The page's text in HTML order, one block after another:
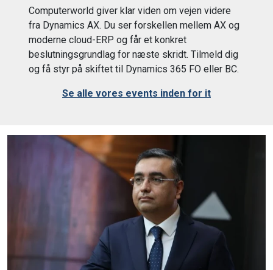
Computerworld giver klar viden om vejen videre
fra Dynamics AX. Du ser forskellen mellem AX og
moderne cloud-ERP og får et konkret
beslutningsgrundlag for næste skridt. Tilmeld dig
og få styr på skiftet til Dynamics 365 FO eller BC.
Se alle vores events inden for it